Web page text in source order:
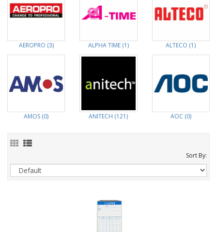
AEROPRO (3) ALPHA TIME (1) ALTECO (1)
AMOS (0) ANITECH (121) AOC (0)
Sort By: